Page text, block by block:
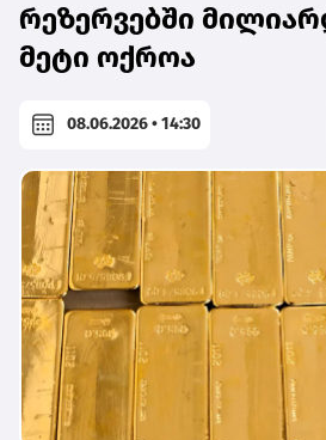
რეზერვებში
მეტი ოქროა
08.06.2026 • 14:30